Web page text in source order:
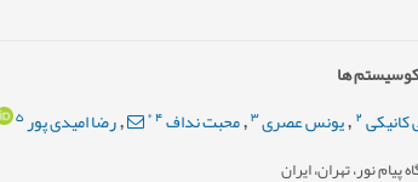
ها
2
,یونس عصری3
,محبت نداف4
*
,رضا امیدی پور5
نور، تهران، ایران